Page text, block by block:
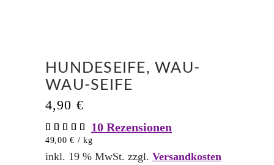
HUNDESEIFE, WAU-
WAU-SEIFE
4,90 €
Bewertet
mit
5.00
von 5,
10
10 Rezensionen
49,00€ /kg
inkl. 19 % MwSt. zzgl. Versandkosten